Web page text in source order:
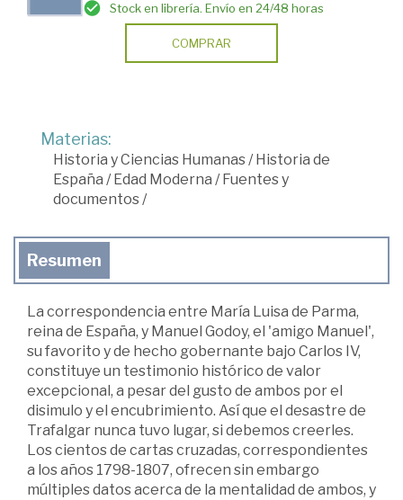
Stock en librería. Envío en 24/48 horas
COMPRAR
Materias:
Historia y Ciencias Humanas/Historia de
España /Edad Moderna /Fuentes y
documentos/
Resumen
La correspondencia entre María Luisa de Parma,
reina de España, y Manuel Godoy, el 'amigo Manuel',
su favorito y de hecho gobernante bajo Carlos IV,
constituye un testimonio histórico de valor
excepcional, a pesar del gusto de ambos por el
disimulo y el encubrimiento. Así que el desastre de
Trafalgar nunca tuvo lugar, si debemos creerles.
Los cientos de cartas cruzadas, correspondientes
a los años 1798-1807, ofrecen sin embargo
múltiples datos acerca de la mentalidad de ambos, y